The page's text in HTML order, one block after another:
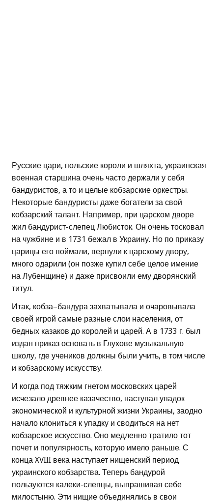
Русские цари, польские короли и шляхта, украинская
военная старшина очень часто держали у себя
бандуристов, а то и целые кобзарские оркестры.
Некоторые бандуристы даже богатели за свой
кобзарский талант. Например, при царском дворе
жил бандурист-слепец Любисток. Он очень тосковал
на чужбине и в 1731 бежал в Украину. Но по приказу
царицы его поймали, вернули к царскому двору,
много одарили (он позже купил себе целое имение
на Лубенщине) и даже присвоили ему дворянский
титул.
Итак, кобза–бандура захватывала и очаровывала
своей игрой самые разные слои населения, от
бедных казаков до королей и царей. А в 1733 г. был
издан приказ основать в Глухове музыкальную
школу, где учеников должны были учить, в том числе
и кобзарскому искусству.
И когда под тяжким гнетом московских царей
исчезало древнее казачество, наступал упадок
экономической и культурной жизни Украины, заодно
начало клониться к упадку и сводиться на нет
кобзарское искусство. Оно медленно тратило тот
почет и популярность, которую имело раньше. С
конца XVIII века наступает нищенский период
украинского кобзарства. Теперь бандурой
пользуются калеки-слепцы, выпрашивая себе
милостыню. Эти нищие объединялись в свои